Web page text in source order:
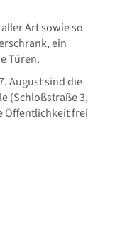
Art sowie so
ein
Türen.
August sind die
(Schloßstraße 3,
Öffentlichkeit frei